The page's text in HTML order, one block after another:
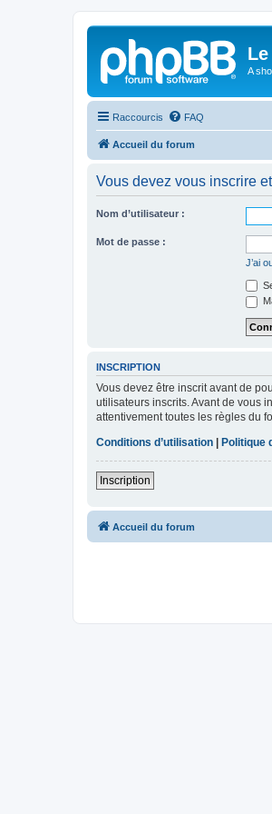
A
Raccourcis FAQ
Accueil du forum
Vous devez vous inscrire
Nom d’utilisateur :
Mot de passe :
J’ai
INSCRIPTION
Vous devez être inscrit avant de
utilisateurs inscrits. Avant de vous
attentivement toutes les règles du
Conditions d’utilisation
Politique
Inscription
Accueil du forum